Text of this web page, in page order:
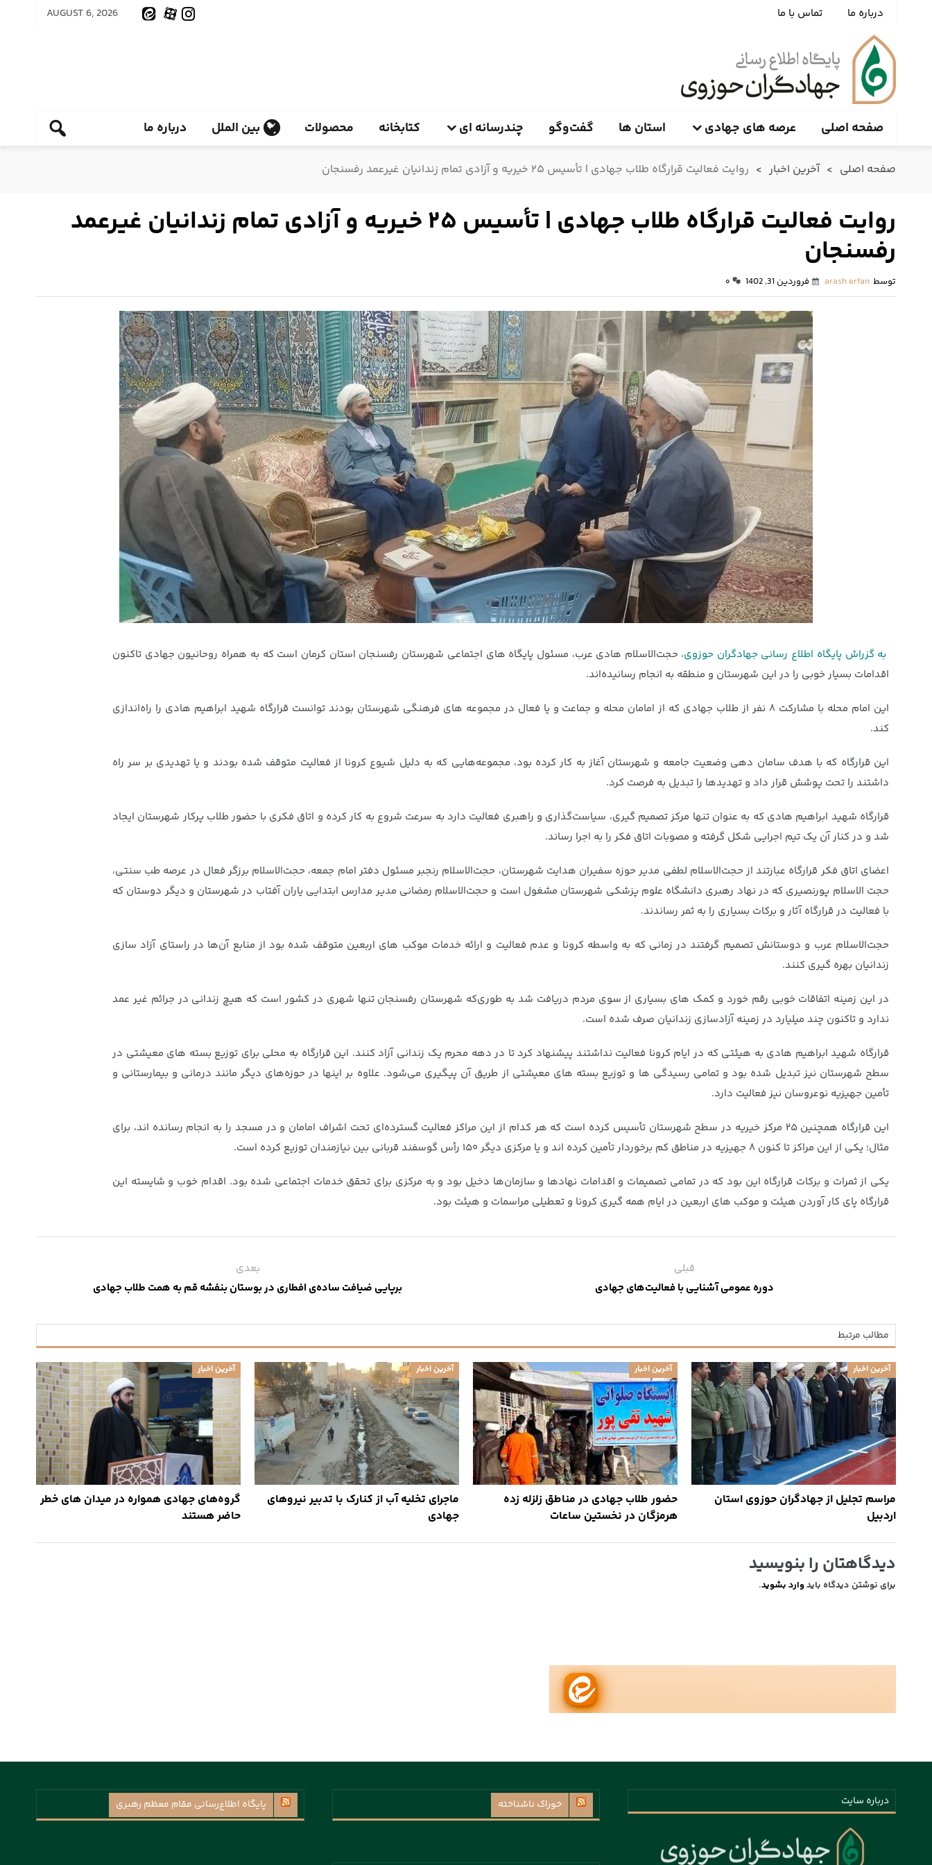
درباره ما تماس با ما AUGUST 6, 2026
صفحه اصلی عرصه های جهادی استان ها گفت‌وگو چندرسانه ای کتابخانه محصولات بین الملل درباره ما
صفحه اصلی > آخرین اخبار > روایت فعالیت قرارگاه طلاب جهادی | تأسیس ۲۵ خیریه و آزادی تمام زندانیان غیرعمد رفسنجان
روایت فعالیت قرارگاه طلاب جهادی | تأسیس ۲۵ خیریه و آزادی تمام زندانیان غیرعمد
رفسنجان
توسط arash erfan فروردین 31, 1402 ۰
به گزراش پایگاه اطلاع رسانی جهادگران حوزوی، حجت‌الاسلام هادی عرب، مسئول پایگاه های اجتماعی شهرستان رفسنجان استان کرمان است که به همراه روحانیون جهادی تاکنون
اقدامات بسیار خوبی را در این شهرستان و منطقه به انجام رسانیده‌اند.
این امام محله با مشارکت ۸ نفر از طلاب جهادی که از امامان محله و جماعت و یا فعال در مجموعه های فرهنگی شهرستان بودند توانست قرارگاه شهید ابراهیم هادی را راه‌اندازی
کند.
این قرارگاه که با هدف سامان دهی وضعیت جامعه و شهرستان آغاز به کار کرده بود، مجموعه‌هایی که به دلیل شیوع کرونا از فعالیت متوقف شده بودند و یا تهدیدی بر سر راه
داشتند را تحت پوشش قرار داد و تهدیدها را تبدیل به فرصت کرد.
قرارگاه شهید ابراهیم هادی که به عنوان تنها مرکز تصمیم گیری، سیاست‌گذاری و راهبری فعالیت دارد به سرعت شروع به کار کرده و اتاق فکری با حضور طلاب پرکار شهرستان ایجاد
شد و در کنار آن یک تیم اجرایی شکل گرفته و مصوبات اتاق فکر را به اجرا رساند.
اعضای اتاق فکر قرارگاه عبارتند از حجت‌الاسلام لطفی مدیر حوزه سفیران هدایت شهرستان، حجت‌الاسلام رنجبر مسئول دفتر امام جمعه، حجت‌الاسلام برزگر فعال در عرصه طب سنتی،
حجت الاسلام پورنصیری که در نهاد رهبری دانشگاه علوم پزشکی شهرستان مشغول است و حجت‌الاسلام رمضانی مدیر مدارس ابتدایی یاران آفتاب در شهرستان و دیگر دوستان که
با فعالیت در قرارگاه آثار و برکات بسیاری را به ثمر رساندند.
حجت‌الاسلام عرب و دوستانش تصمیم گرفتند در زمانی که به واسطه کرونا و عدم فعالیت و ارائه خدمات موکب های اربعین متوقف شده بود از منابع آن‌ها در راستای آزاد سازی
زندانیان بهره گیری کنند.
در این زمینه اتفاقات خوبی رقم خورد و کمک های بسیاری از سوی مردم دریافت شد به طوری‌که شهرستان رفسنجان تنها شهری در کشور است که هیچ زندانی در جرائم غیر عمد
ندارد و تاکنون چند میلیارد در زمینه آزادسازی زندانیان صرف شده است.
قرارگاه شهید ابراهیم هادی به هیئتی که در ایام کرونا فعالیت نداشتند پیشنهاد کرد تا در دهه محرم یک زندانی آزاد کنند. این قرارگاه به محلی برای توزیع بسته های معیشتی در
سطح شهرستان نیز تبدیل شده بود و تمامی رسیدگی ها و توزیع بسته های معیشتی از طریق آن پیگیری می‌شود. علاوه بر اینها در حوزه‌های دیگر مانند درمانی و بیمارستانی و
تأمین جهیزیه نوعروسان نیز فعالیت دارد.
این قرارگاه همچنین ۲۵ مرکز خیریه در سطح شهرستان تأسیس کرده است که هر کدام از این مراکز فعالیت گسترده‌ای تحت اشراف امامان و در مسجد را به انجام رسانده اند، برای
مثال؛ یکی از این مراکز تا کنون ۸ جهیزیه در مناطق کم برخوردار تأمین کرده اند و یا مرکزی دیگر ۱۵۰ رأس گوسفند قربانی بین نیازمندان توزیع کرده است.
یکی از ثمرات و برکات قرارگاه این بود که در تمامی تصمیمات و اقدامات نهادها و سازمان‌ها دخیل بود و به مرکزی برای تحقق خدمات اجتماعی شده بود. اقدام خوب و شایسته این
قرارگاه پای کار آوردن هیئت و موکب های اربعین در ایام همه گیری کرونا و تعطیلی مراسمات و هیئت بود.
قبلی
دوره عمومی آشنایی با فعالیت‌های جهادی
بعدی
برپایی ضیافت ساده‌ی افطاری در بوستان بنفشه قم به همت طلاب جهادی
مطالب مرتبط
آخرین اخبار
مراسم تجلیل از جهادگران حوزوی استان
اردبیل
آخرین اخبار
حضور طلاب جهادی در مناطق زلزله زده
هرمزگان در نخستین ساعات
آخرین اخبار
ماجرای تخلیه آب از کنارک با تدبیر نیروهای
جهادی
آخرین اخبار
گروه‌های جهادی همواره در میدان های خطر
حاضر هستند
دیدگاهتان را بنویسید
برای نوشتن دیدگاه باید وارد بشوید.
درباره سایت خوراک ناشناخته پايگاه اطلاع‌رسانی مقام معظم رهبری